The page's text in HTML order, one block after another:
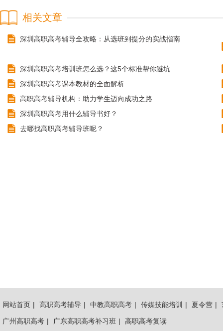
相关文章
深圳高职高考辅导全攻略：从选班到提分的实战指南
深圳高职高考培训班怎么选？这5个标准帮你避坑
深圳高职高考课本教材的全面解析
高职高考辅导机构：助力学生迈向成功之路
深圳高职高考用什么辅导书好？
去哪找高职高考辅导班呢？
网站首页 | 高职高考辅导 | 中教高职高考 | 传媒技能培训 | 夏令营 |
广州高职高考 | 广东高职高考补习班 |
高职高考复读